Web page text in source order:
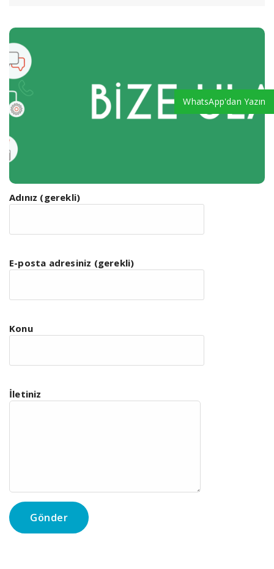
Proeksper Danışmanlık
ve Eğitim Hizmetleri
Adınız (gerekli)
E-posta adresiniz (gerekli)
Konu
İletiniz
WhatsApp'dan Yazın